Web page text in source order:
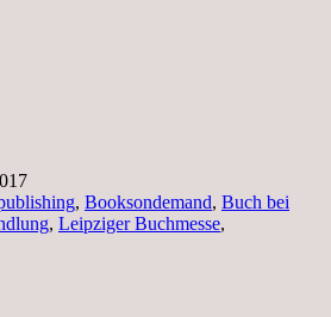
, Booksondemand, Buch bei
, Leipziger Buchmesse,